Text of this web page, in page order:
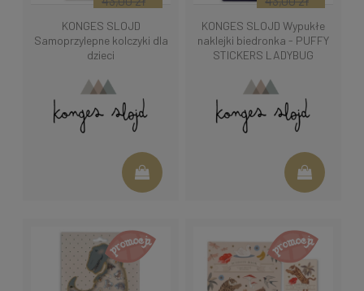
KONGES SLOJD
Samoprzylepne kolczyki dla
dzieci
KONGES SLOJD Wypukłe
naklejki biedronka - PUFFY
STICKERS LADYBUG